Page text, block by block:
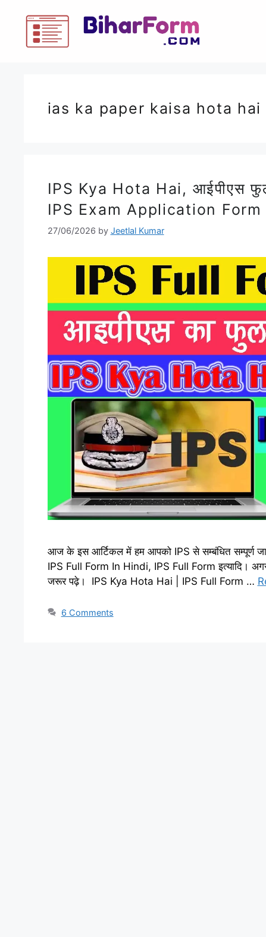
ias ka paper kaisa hota hai
IPS Kya Hota Hai, आईपीएस
IPS Exam Application Form
27/06/2026 by Jeetlal Kumar
आज के इस आर्टिकल में हम आपको IPS से सम्बंधित सम्पूर्ण
IPS Full Form In Hindi, IPS Full Form इत्यादि।
जरूर पढ़े। IPS Kya Hota Hai | IPS Full Form …
6 Comments